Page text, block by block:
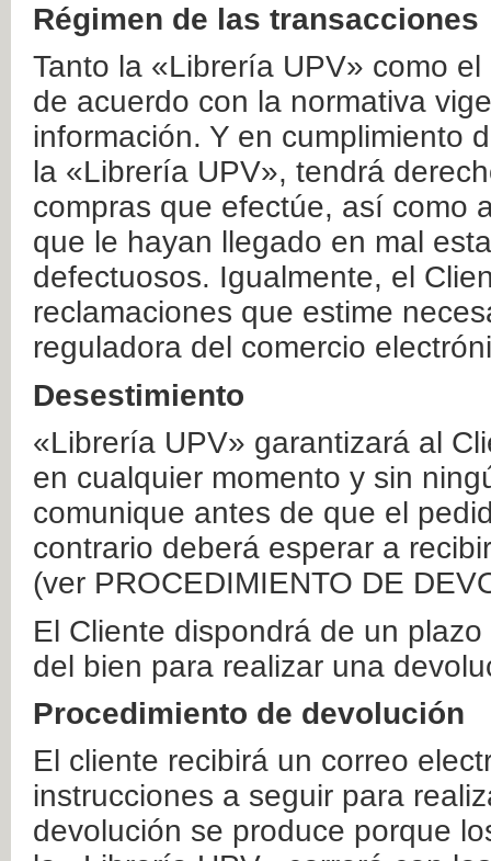
Régimen de las transacciones
Tanto la «Librería UPV» como
de acuerdo con la normativa
información. Y en cumplimiento
la «Librería UPV», tendrá
compras que efectúe, así como
que le hayan llegado en mal
defectuosos. Igualmente, el
reclamaciones que estime
reguladora del comercio
Desestimiento
«Librería UPV» garantizará al
en cualquier momento y sin
comunique antes de que el
contrario deberá esperar a
(ver PROCEDIMIENTO DE
El Cliente dispondrá de un
del bien para realizar una
Procedimiento de devolución
El cliente recibirá un correo
instrucciones a seguir para
devolución se produce porque